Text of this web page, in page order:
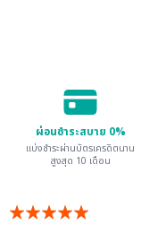
ผ่อนชำระสบาย 0%
แบ่งชำระผ่านบัตรเครดิตนาน
สูงสุด 10 เดือน
อันดับ: